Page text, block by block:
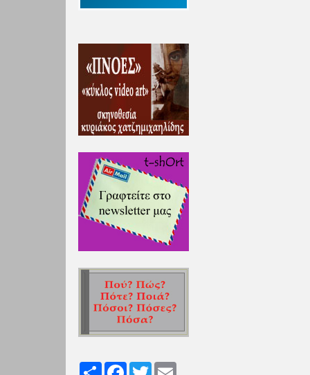
Share FacebookTwitter